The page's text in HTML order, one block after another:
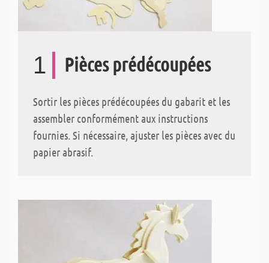
1 Pièces prédécoupées
Sortir les pièces prédécoupées du gabarit et les
assembler conformément aux instructions
fournies. Si nécessaire, ajuster les pièces avec du
papier abrasif.